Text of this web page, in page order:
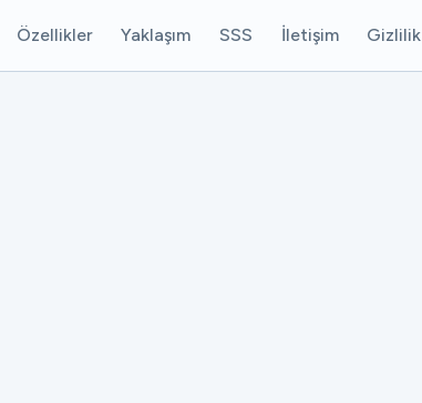
Özellikler Yaklaşım SSS İletişim Gizlilik